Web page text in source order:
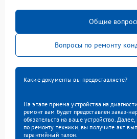
Общие
Вопросы по ремонту
Какие документы вы предоставляете?
На этапе приема устройства на
ремонт вам будет предоставлен заказ-
обязательств на ваше устройство.
по ремонту техники, вы получите акт
гарантийный талон.